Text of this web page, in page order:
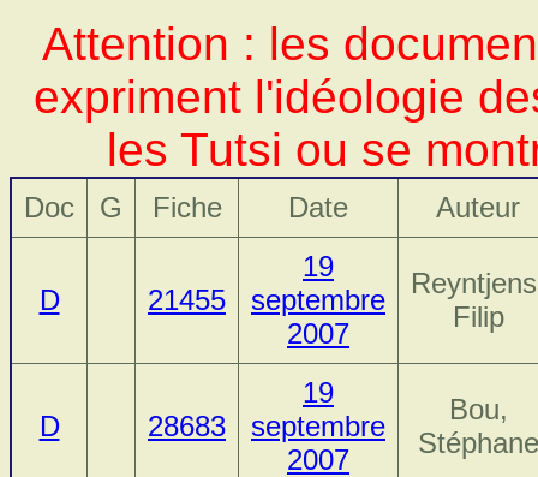
Attention : les
expriment l'idéologie
les Tutsi ou se
Doc G Fiche Date Auteur
D 21455
19
septembre
2007
Filip
D 28683
19
septembre
2007
Bou,
Stéphane